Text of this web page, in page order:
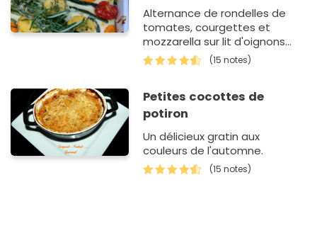
Alternance de rondelles de
tomates, courgettes et
mozzarella sur lit d'oignons
frits et de lard fumé, le tout
cuit au four puis gratiné.
(15 notes)
Petites cocottes de
potiron
Un délicieux gratin aux
couleurs de l'automne.
(15 notes)